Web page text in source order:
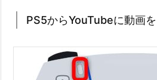
PS5からYouTubeに動画